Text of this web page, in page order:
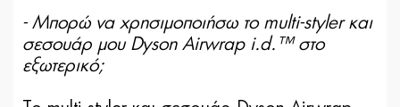
- Μπορώ να χρησιμοποιήσω το multi-styler και
σεσουάρ μου Dyson Airwrap i.d.™ στο
εξωτερικό;